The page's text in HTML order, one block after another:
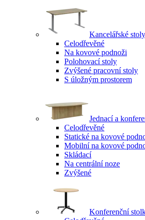
Kancelářské stoly
Celodřevěné
Na kovové podnoži
Polohovací stoly
Zvýšené pracovní stoly
S úložným prostorem
Jednací a
Celodřevěné
Statické na kovové
Mobilní na kovové
Skládací
Na centrální noze
Zvýšené
Konferenční